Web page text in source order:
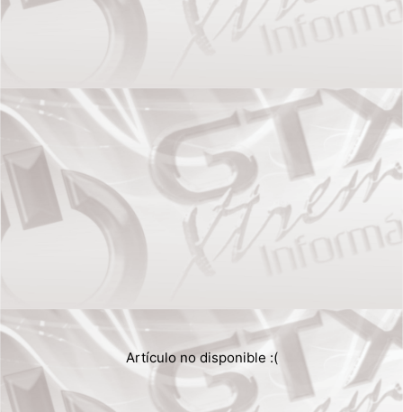
Artículo no disponible :(